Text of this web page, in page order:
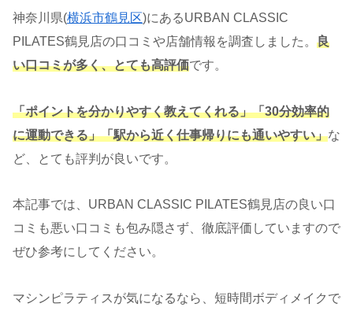
神奈川県(横浜市鶴見区)にあるURBAN CLASSIC
PILATES鶴見店の口コミや店舗情報を調査しました。 良
い口コミが多く、とても高評価です。
「ポイントを分かりやすく教えてくれる」「30分効率的
に運動できる」「駅から近く仕事帰りにも通いやすい」な
ど、とても評判が良いです。
本記事では、URBAN CLASSIC PILATES鶴見店の良い口
コミも悪い口コミも包み隠さず、徹底評価していますので
ぜひ参考にしてください。
マシンピラティスが気になるなら、短時間ボディメイクで